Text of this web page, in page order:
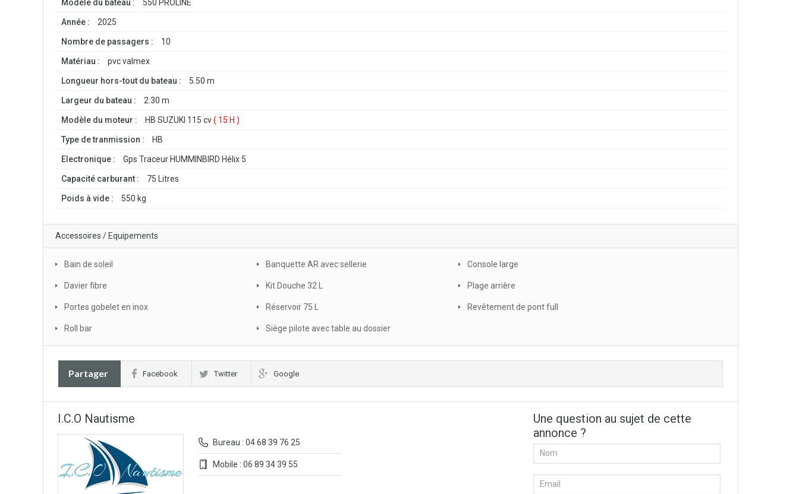
Modèle du bateau : 550 PROLINE
Année : 2025
Nombre de passagers : 10
Matériau : pvc valmex
Longueur hors-tout du bateau : 5.50 m
Largeur du bateau : 2.30 m
Modèle du moteur : HB SUZUKI 115 cv( 15 H )
Type de tranmission : HB
Electronique : Gps Traceur HUMMINBIRD Hélix 5
Capacité carburant : 75 Litres
Poids à vide : 550 kg
Accessoires / Equipements
Bain de soleil Banquette AR avec sellerie Console large
Davier fibre Kit Douche 32 L Plage arrière
Portes gobelet en inox Réservoir 75 L Revêtement de pont full
Roll bar Siège pilote avec table au dossier
Partager Facebook Twitter Google
I.C.O Nautisme
Bureau : 04 68 39 76 25
Mobile : 06 89 34 39 55
Une question au sujet de cette
annonce ?